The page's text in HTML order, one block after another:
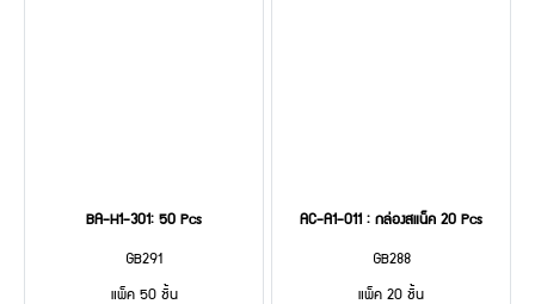
BA-H1-301: 50 Pcs
GB291
แพ็ค 50 ชิ้น
AC-A1-011 : กล่องสแน็ค 20 Pcs
GB288
แพ็ค 20 ชิ้น